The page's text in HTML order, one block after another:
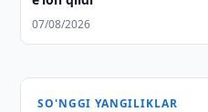
07/08/2026
SO'NGGI YANGILIKLAR